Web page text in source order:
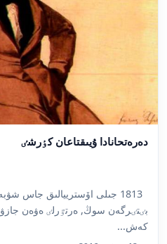
دەرەتحانادا ۇيىقتاعان كٶرشٸ
1813 جىلى اۆسترييالىق جاس
بٸتٸرگەن سوڭ, ەرتٷرلٸ ەۋەن
كەش...